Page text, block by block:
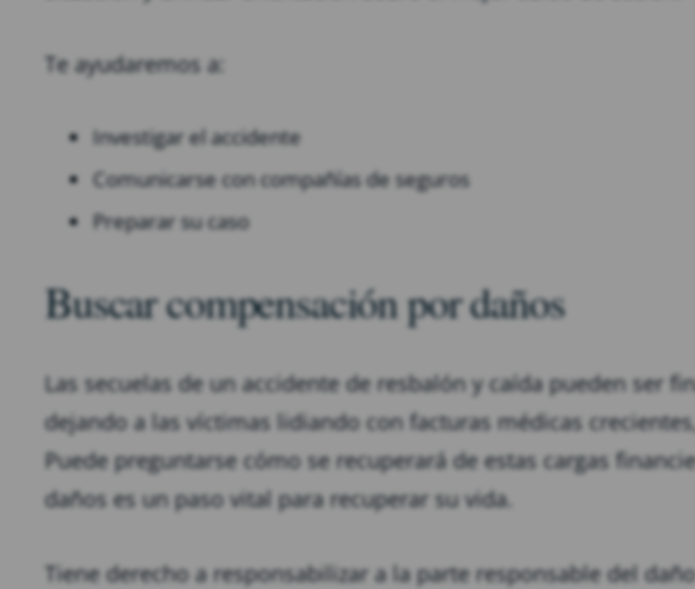
Te ayudaremos a:
Investigar el accidente
Comunicarse con compañías de seguros
Preparar su caso
Buscar compensación por daños
Las secuelas de un accidente de resbalón y caída pueden ser
dejando a las víctimas lidiando con facturas médicas
Puede preguntarse cómo se recuperará de estas cargas
daños es un paso vital para recuperar su vida.
Tiene derecho a responsabilizar a la parte responsable del